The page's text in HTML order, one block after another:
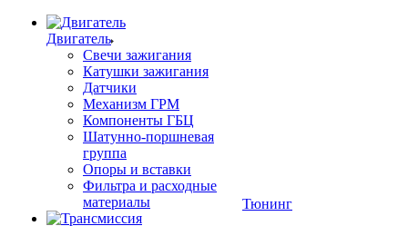
Двигатель
Свечи зажигания
Катушки зажигания
Датчики
Механизм ГРМ
Компоненты ГБЦ
Шатунно-поршневая
группа
Опоры и вставки
Фильтра и расходные
материалы
Тюнинг